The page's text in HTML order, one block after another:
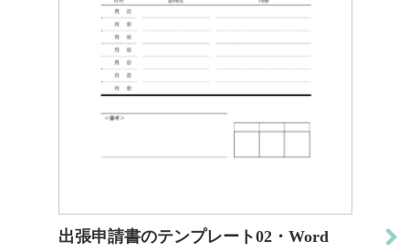
出張申請書のテンプレート02・Word